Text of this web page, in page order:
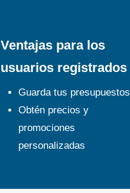
Ventajas para los
usuarios registrados
Guarda tus presupuestos
Obtén precios y
promociones
personalizadas